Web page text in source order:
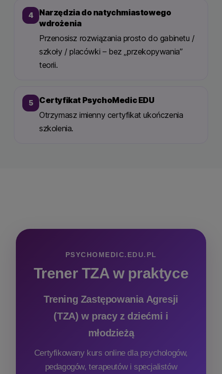
4
Narzędzia do natychmiastowego
wdrożenia
Przenosisz rozwiązania prosto do gabinetu /
szkoły / placówki – bez „przekopywania”
teorii.
5
Certyfikat PsychoMedic EDU
Otrzymasz imienny certyfikat ukończenia
szkolenia.
PSYCHOMEDIC.EDU.PL
Trener TZA w praktyce
Trening Zastępowania Agresji
(TZA) w pracy z dziećmi i
młodzieżą
Certyfikowany kurs online dla psychologów,
pedagogów, terapeutów i specjalistów